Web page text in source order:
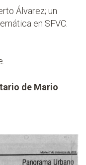
Álvarez; un
en SFVC.
de Mario